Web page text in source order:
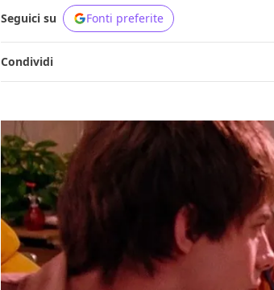
Seguici su Fonti preferite
Condividi